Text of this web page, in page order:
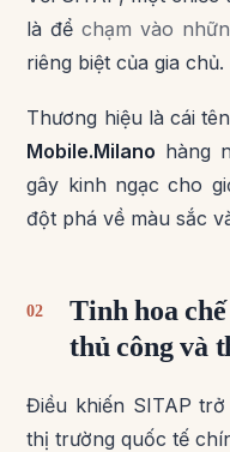
là đểchạm vào
riêng biệt của gia chủ.
Thương hiệu là cái
Mobile.Milano hàng
gây kinh ngạc cho
đột phá về màu sắc
02
Tinh hoa
thủ công và
Điều khiến SITAP
thị trường quốc tế